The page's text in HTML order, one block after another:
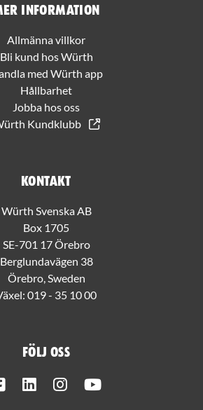
information
Allmänna villkor
Bli kund hos Würth
med Würth app
Hållbarhet
Jobba hos oss
Kundklubb
Kontakt
Würth Svenska AB
Box 1705
SE-701 17 Örebro
Berglundavägen 38
Örebro, Sweden
019 - 35 10 00
Följ oss
FacebookLinkedInInstagram